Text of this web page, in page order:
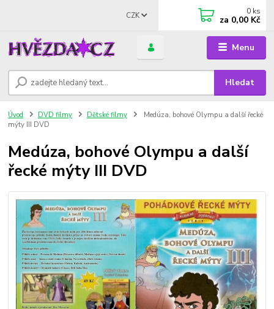
Menu
CZK
Hledat
0 ks
za 0,00 Kč
Úvod DVD filmy Dětské filmy
Medúza, bohové Olympu a další řecké
mýty III DVD
Medúza, bohové Olympu a další
řecké mýty III DVD